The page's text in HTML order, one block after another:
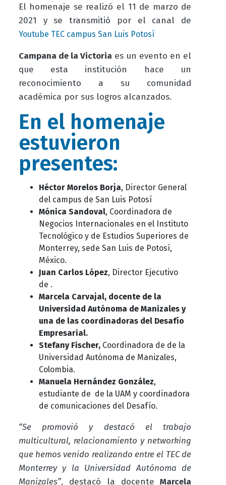
El homenaje se realizó el 11 de marzo de
2021 y se transmitió por el canal de
Youtube TEC campus San Luis Potosí
Campana de la Victoria es un evento en el
que esta institución hace un
reconocimiento a su comunidad
académica por sus logros alcanzados.
En el homenaje
estuvieron
presentes:
Héctor Morelos Borja, Director General
del campus de San Luis Potosí
Mónica Sandoval, Coordinadora de
Negocios Internacionales en el Instituto
Tecnológico y de Estudios Superiores de
Monterrey, sede San Luis de Potosí,
México.
Juan Carlos López, Director Ejecutivo
de .
Marcela Carvajal, docente de la
Universidad Autónoma de Manizales y
una de las coordinadoras delDesafío
Empresarial.
Stefany Fischer, Coordinadora de de la
Universidad Autónoma de Manizales,
Colombia.
Manuela Hernández González,
estudiante de de la UAM y coordinadora
de comunicaciones del Desafío.
“Se promovió y destacó el trabajo
multicultural, relacionamiento y networking
que hemos venido realizando entre el TEC de
Monterrey y la Universidad Autónoma de
Manizales”, destacó la docente Marcela